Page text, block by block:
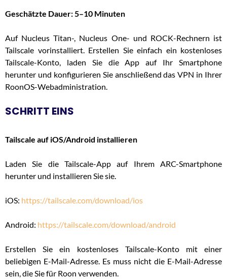
Geschätzte Dauer: 5–10 Minuten
Auf Nucleus Titan-, Nucleus One- und ROCK-Rechnern ist
Tailscale vorinstalliert. Erstellen Sie einfach ein kostenloses
Tailscale-Konto, laden Sie die App auf Ihr Smartphone
herunter und konfigurieren Sie anschließend das VPN in Ihrer
RoonOS-Webadministration.
SCHRITT EINS
Tailscale auf iOS/Android installieren
Laden Sie die Tailscale-App auf Ihrem ARC-Smartphone
herunter und installieren Sie sie.
iOS: https://tailscale.com/download/ios
Android: https://tailscale.com/download/android
Erstellen Sie ein kostenloses Tailscale-Konto mit einer
beliebigen E-Mail-Adresse. Es muss nicht die E-Mail-Adresse
sein, die Sie für Roon verwenden.